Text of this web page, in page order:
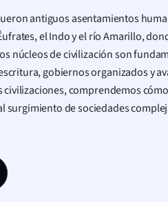
antiguos asentamientos
el Indo y el río Amarillo,
núcleos de civilización son
gobiernos organizados y
civilizaciones, comprendemos
de sociedades